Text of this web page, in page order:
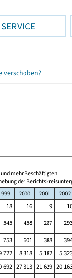
SERVICE
verschoben?
mehr Beschäftigten
der
2000 2001 2002
18 16 9 10
545 458 287 293
753 601 388 394
722 8 318 5 182 5 323
692 27 313 21 629 20 163